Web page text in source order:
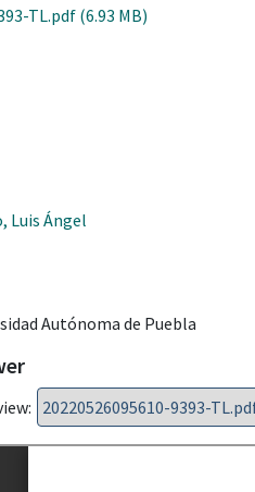
TL.pdf (6.93 MB)
Luis Ángel
Autónoma de Puebla